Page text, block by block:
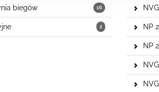
16
biegów
2 NP
NP